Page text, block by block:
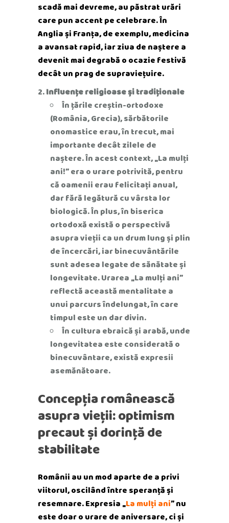
scadă mai devreme, au păstrat urări
care pun accent pe celebrare. În
Anglia și Franța, de exemplu, medicina
a avansat rapid, iar ziua de naștere a
devenit mai degrabă o ocazie festivă
decât un prag de supraviețuire.
Influențe religioase și tradiționale
În țările creștin-ortodoxe
(România, Grecia), sărbătorile
onomastice erau, în trecut, mai
importante decât zilele de
naștere. În acest context, „La mulți
ani!” era o urare potrivită, pentru
că oamenii erau felicitați anual,
dar fără legătură cu vârsta lor
biologică. În plus, în biserica
ortodoxă există o perspectivă
asupra vieții ca un drum lung și plin
de încercări, iar binecuvântările
sunt adesea legate de sănătate și
longevitate. Urarea „La mulți ani”
reflectă această mentalitate a
unui parcurs îndelungat, în care
timpul este un dar divin.
În cultura ebraică și arabă, unde
longevitatea este considerată o
binecuvântare, există expresii
asemănătoare.
Concepția românească
asupra vieții: optimism
precaut și dorință de
stabilitate
Românii au un mod aparte de a privi
viitorul, oscilând între speranță și
resemnare. Expresia „La mulți ani” nu
este doar o urare de aniversare, ci și